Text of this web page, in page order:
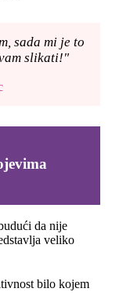
sada mi je to
slikati!"
da nije
veliko
bilo kojem